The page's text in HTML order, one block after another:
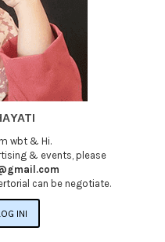
wbt & Hi.
& events, please
can be negotiate.
INI